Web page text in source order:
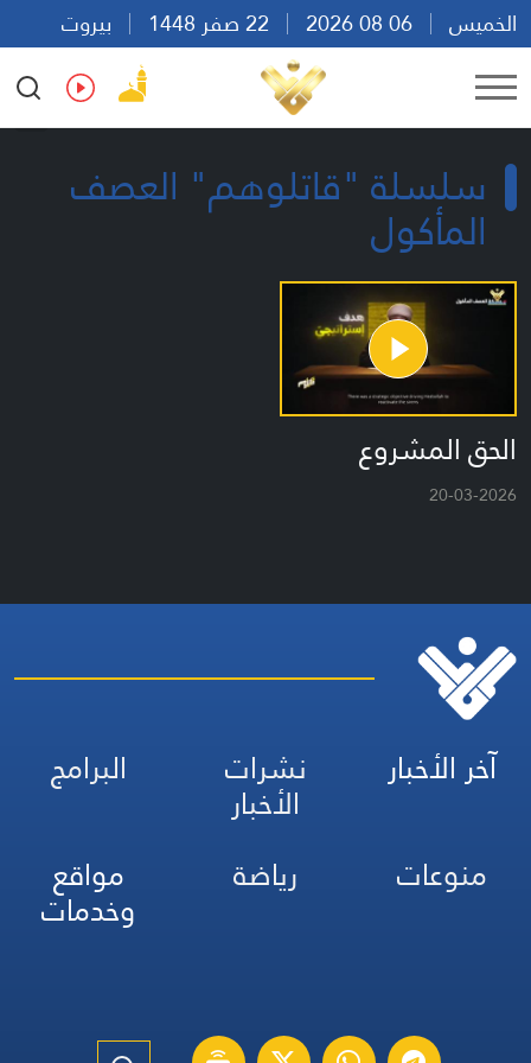
الخميس
بيروت
05:10
Ar En Fr Es
سلسلة "قاتلوهم" العصف
المأكول
الحق المشروع
20-03-2026
آخر الأخبار نشرات
الأخبار
البرامج
منوعات
رياضة مواقع
وخدمات